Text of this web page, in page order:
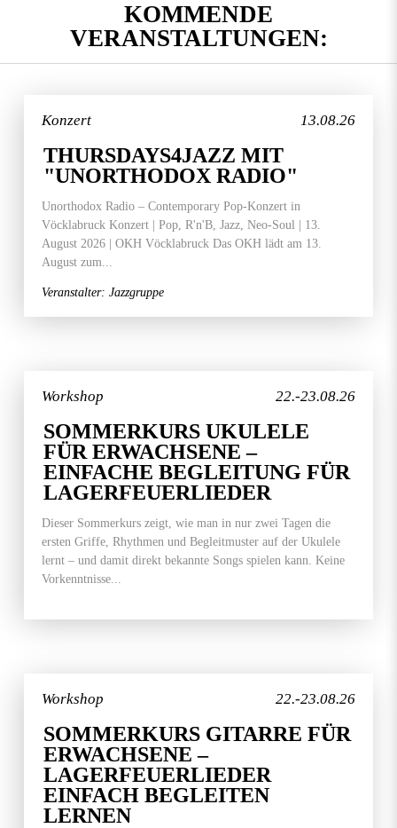
KOMMENDE
VERANSTALTUNGEN:
13.08.26
Konzert
THURSDAYS4JAZZ MIT
"UNORTHODOX RADIO"
Unorthodox Radio – Contemporary Pop-Konzert in
Vöcklabruck Konzert | Pop, R'n'B, Jazz, Neo-Soul | 13.
August 2026 | OKH Vöcklabruck Das OKH lädt am 13.
August zum...
Veranstalter: Jazzgruppe
22.-23.08.26
Workshop
SOMMERKURS UKULELE
FÜR ERWACHSENE –
EINFACHE BEGLEITUNG FÜR
LAGERFEUERLIEDER
Dieser Sommerkurs zeigt, wie man in nur zwei Tagen die
ersten Griffe, Rhythmen und Begleitmuster auf der Ukulele
lernt – und damit direkt bekannte Songs spielen kann. Keine
Vorkenntnisse...
22.-23.08.26
Workshop
SOMMERKURS GITARRE FÜR
ERWACHSENE –
LAGERFEUERLIEDER
EINFACH BEGLEITEN
LERNEN